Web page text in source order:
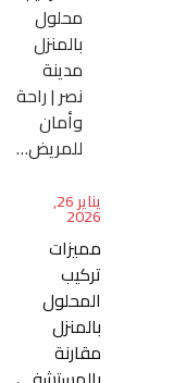
محلول
بالمنزل
مدينة
نصر | راحة
وأمان
للمريض…
يناير 26,
2026
مميزات
تركيب
المحلول
بالمنزل
مقارنة